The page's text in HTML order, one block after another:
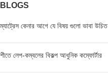
BLOGS
ম্যাট্রেস কেনার আগে যে বিষয় গুলো ভাবা উচিত
শীতে লেপ-কম্বলের বিকল্প আধুনিক কম্ফোর্টার